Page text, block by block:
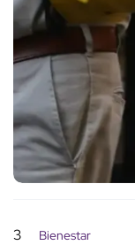
3 Bienestar